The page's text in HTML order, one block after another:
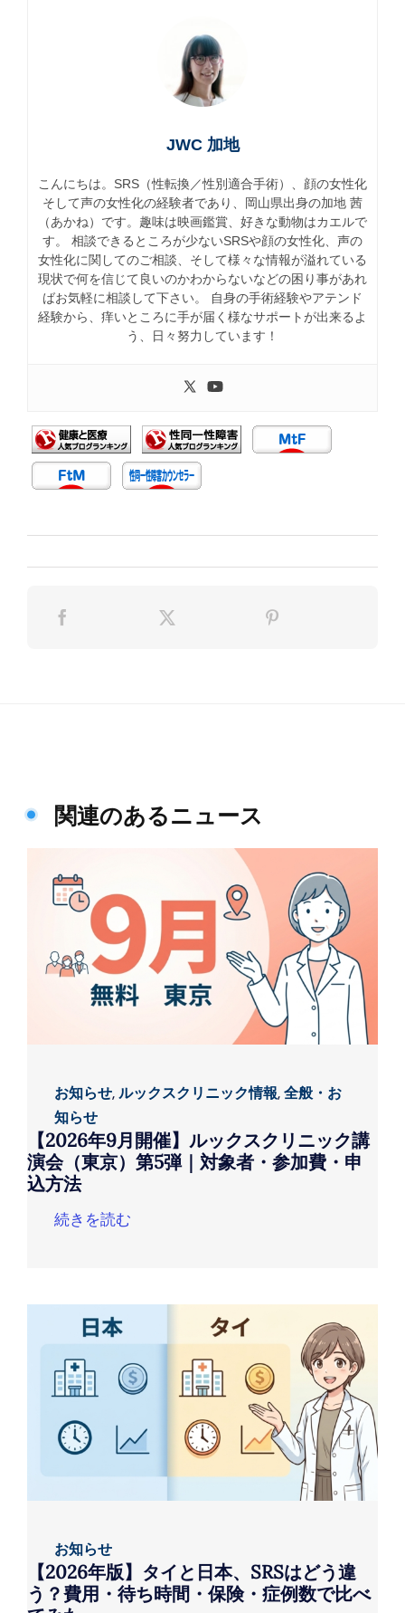
JWC 加地
こんにちは。SRS（性転換／性別適合手術）、顔の女性化
そして声の女性化の経験者であり、岡山県出身の加地 茜
（あかね）です。趣味は映画鑑賞、好きな動物はカエルで
す。 相談できるところが少ないSRSや顔の女性化、声の
女性化に関してのご相談、そして様々な情報が溢れている
現状で何を信じて良いのかわからないなどの困り事があれ
ばお気軽に相談して下さい。 自身の手術経験やアテンド
経験から、痒いところに手が届く様なサポートが出来るよ
う、日々努力しています！
関連のあるニュース
お知らせ,ルックスクリニック情報,全般・お
知らせ
【2026年9月開催】ルックスクリニック講
演会（東京）第5弾｜対象者・参加費・申
込方法
続きを読む
お知らせ
【2026年版】タイと日本、SRSはどう違
う？費用・待ち時間・保険・症例数で比べ